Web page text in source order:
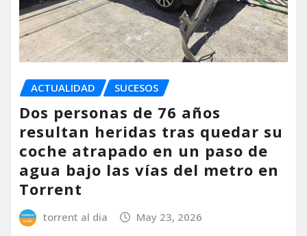
ACTUALIDAD SUCESOS
Dos personas de 76 años
resultan heridas tras quedar su
coche atrapado en un paso de
agua bajo las vías del metro en
Torrent
torrent al dia May 23, 2026